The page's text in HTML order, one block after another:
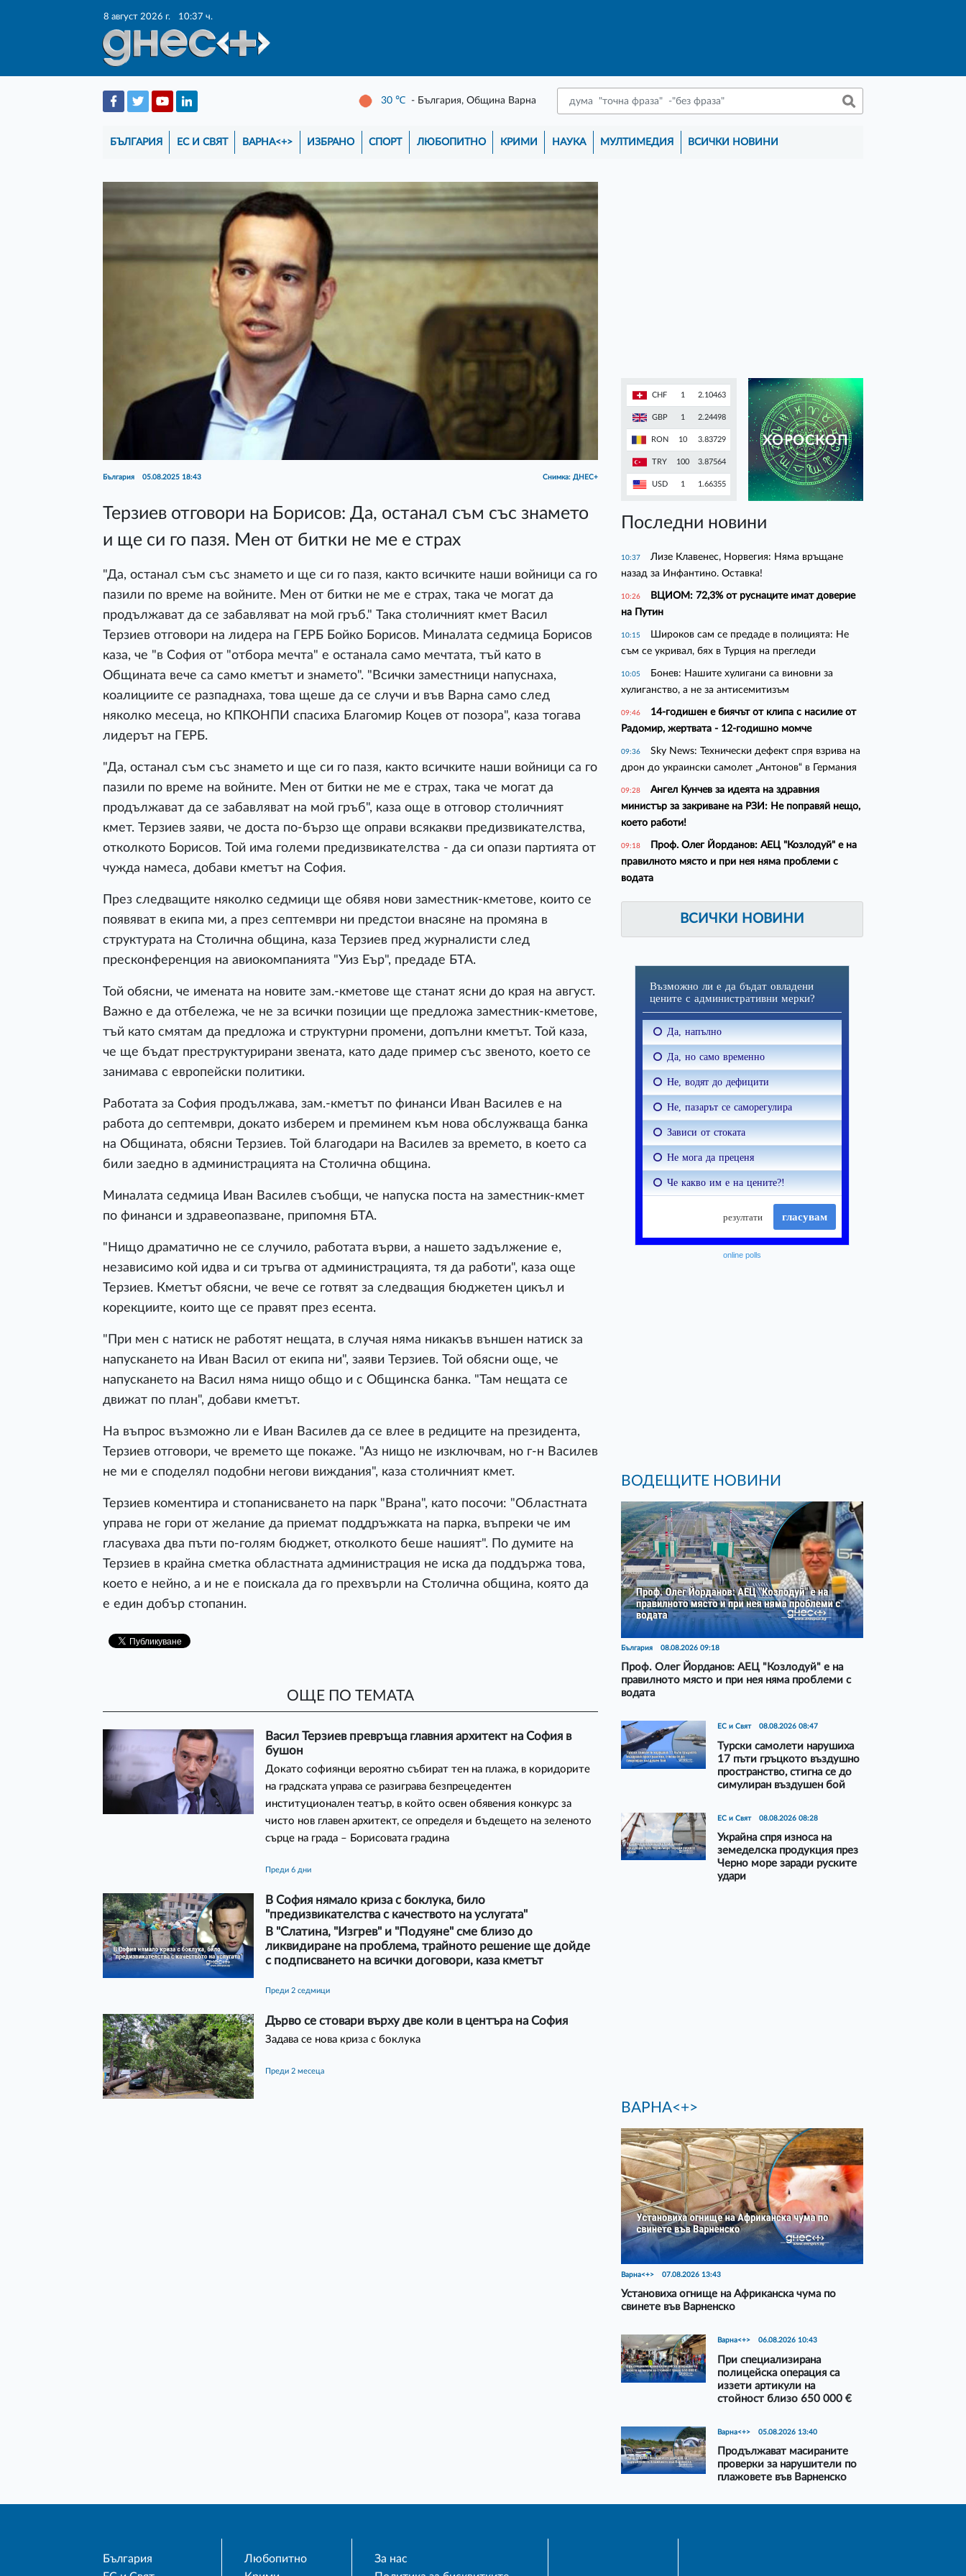
8 август 2026 г. 10:37 ч.
30 ℃ - България, Община Варна
БЪЛГАРИЯ ЕС И СВЯТ ВАРНА<+> ИЗБРАНО СПОРТ ЛЮБОПИТНО КРИМИ НАУКА МУЛТИМЕДИЯ ВСИЧКИ НОВИНИ
България 05.08.2025 18:43 Снимка: ДНЕС+
Терзиев отговори на Борисов: Да, останал съм със знамето
и ще си го пазя. Мен от битки не ме е страх
"Да, останал съм със знамето и ще си го пазя, както всичките наши войници са го
пазили по време на войните. Мен от битки не ме е страх, така че могат да
продължават да се забавляват на мой гръб." Така столичният кмет Васил
Терзиев отговори на лидера на ГЕРБ Бойко Борисов. Миналата седмица Борисов
каза, че "в София от "отбора мечта" е останала само мечтата, тъй като в
Общината вече са само кметът и знамето". "Всички заместници напуснаха,
коалициите се разпаднаха, това щеше да се случи и във Варна само след
няколко месеца, но КПКОНПИ спасиха Благомир Коцев от позора", каза тогава
лидерът на ГЕРБ.
"Да, останал съм със знамето и ще си го пазя, както всичките наши войници са го
пазили по време на войните. Мен от битки не ме е страх, така че могат да
продължават да се забавляват на мой гръб", каза още в отговор столичният
кмет. Терзиев заяви, че доста по-бързо ще оправи всякакви предизвикателства,
отколкото Борисов. Той има големи предизвикателства - да си опази партията от
чужда намеса, добави кметът на София.
През следващите няколко седмици ще обявя нови заместник-кметове, които се
появяват в екипа ми, а през септември ни предстои внасяне на промяна в
структурата на Столична община, каза Терзиев пред журналисти след
пресконференция на авиокомпанията "Уиз Еър", предаде БТА.
Той обясни, че имената на новите зам.-кметове ще станат ясни до края на август.
Важно е да отбележа, че не за всички позиции ще предложа заместник-кметове,
тъй като смятам да предложа и структурни промени, допълни кметът. Той каза,
че ще бъдат преструктурирани звената, като даде пример със звеното, което се
занимава с европейски политики.
Работата за София продължава, зам.-кметът по финанси Иван Василев е на
работа до септември, докато изберем и преминем към нова обслужваща банка
на Общината, обясни Терзиев. Той благодари на Василев за времето, в което са
били заедно в администрацията на Столична община.
Миналата седмица Иван Василев съобщи, че напуска поста на заместник-кмет
по финанси и здравеопазване, припомня БТА.
"Нищо драматично не се случило, работата върви, а нашето задължение е,
независимо кой идва и си тръгва от администрацията, тя да работи", каза още
Терзиев. Кметът обясни, че вече се готвят за следващия бюджетен цикъл и
корекциите, които ще се правят през есента.
"При мен с натиск не работят нещата, в случая няма никакъв външен натиск за
напускането на Иван Васил от екипа ни", заяви Терзиев. Той обясни още, че
напускането на Васил няма нищо общо и с Общинска банка. "Там нещата се
движат по план", добави кметът.
На въпрос възможно ли е Иван Василев да се влее в редиците на президента,
Терзиев отговори, че времето ще покаже. "Аз нищо не изключвам, но г-н Василев
не ми е споделял подобни негови виждания", каза столичният кмет.
Терзиев коментира и стопанисването на парк "Врана", като посочи: "Областната
управа не гори от желание да приемат поддръжката на парка, въпреки че им
гласуваха два пъти по-голям бюджет, отколкото беше нашият". По думите на
Терзиев в крайна сметка областната администрация не иска да поддържа това,
което е нейно, а и не е поискала да го прехвърли на Столична община, която да
е един добър стопанин.
ОЩЕ ПО ТЕМАТА
Васил Терзиев превръща главния архитект на София в
бушон
Докато софиянци вероятно събират тен на плажа, в коридорите
на градската управа се разиграва безпрецедентен
институционален театър, в който освен обявения конкурс за
чисто нов главен архитект, се определя и бъдещето на зеленото
сърце на града – Борисовата градина
преди 6 дни
В София нямало криза с боклука, било
"предизвикателства с качеството на услугата"
В "Слатина, "Изгрев" и "Подуяне" сме близо до
ликвидиране на проблема, трайното решение ще дойде
с подписването на всички договори, каза кметът
преди 2 седмици
Дърво се стовари върху две коли в центъра на София
Задава се нова криза с боклука
преди 2 месеца
CHF 1 2.10463
GBP 1 2.24498
RON 10 3.83729
TRY 100 3.87564
USD 1 1.66355
ХОРОСКОП
Последни новини
10:37
Лизе Клавенес, Норвегия: Няма връщане
назад за Инфантино. Оставка!
10:26
ВЦИОМ: 72,3% от руснаците имат доверие
на Путин
10:15
Широков сам се предаде в полицията: Не
съм се укривал, бях в Турция на прегледи
10:05
Бонев: Нашите хулигани са виновни за
хулиганство, а не за антисемитизъм
09:46
14-годишен е биячът от клипа с насилие от
Радомир, жертвата - 12-годишно момче
09:36
Sky News: Технически дефект спря взрива на
дрон до украински самолет „Антонов“ в Германия
09:28
Ангел Кунчев за идеята на здравния
министър за закриване на РЗИ: Не поправяй нещо,
което работи!
09:18
Проф. Олег Йорданов: АЕЦ "Козлодуй" е на
правилното място и при нея няма проблеми с
водата
ВСИЧКИ НОВИНИ
online polls
ВОДЕЩИТЕ НОВИНИ
България 08.08.2026 09:18
Проф. Олег Йорданов: АЕЦ "Козлодуй" е на
правилното място и при нея няма проблеми с
водата
ЕС и Свят 08.08.2026 08:47
Турски самолети нарушиха
17 пъти гръцкото въздушно
пространство, стигна се до
симулиран въздушен бой
ЕС и Свят 08.08.2026 08:28
Украйна спря износа на
земеделска продукция през
Черно море заради руските
удари
ВАРНА<+>
Варна<+> 07.08.2026 13:43
Установиха огнище на Африканска чума по
свинете във Варненско
Варна<+> 06.08.2026 10:43
При специализирана
полицейска операция са
иззети артикули на
стойност близо 650 000 €
Варна<+> 05.08.2026 13:40
Продължават масираните
проверки за нарушители по
плажовете във Варненско
България
Любопитно
За нас